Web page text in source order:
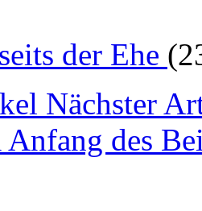
der Ehe
Nächster
des